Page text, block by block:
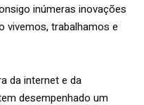
inúmeras inovações
vivemos, trabalhamos e
da internet e da
desempenhado um